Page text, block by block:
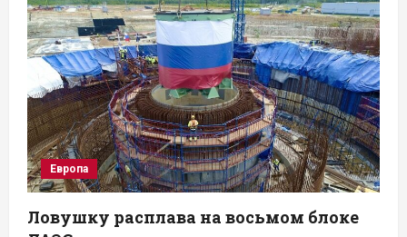
Европа
Ловушку расплава на восьмом блоке